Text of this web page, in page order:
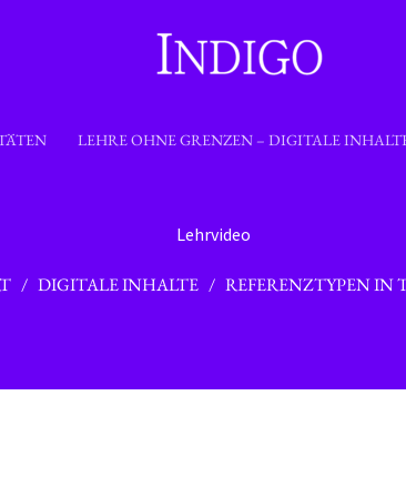
LEHRE OHNE GRENZEN – DIGITALE
Lehrvideo
/ DIGITALE INHALTE / REFERENZTYPEN IN